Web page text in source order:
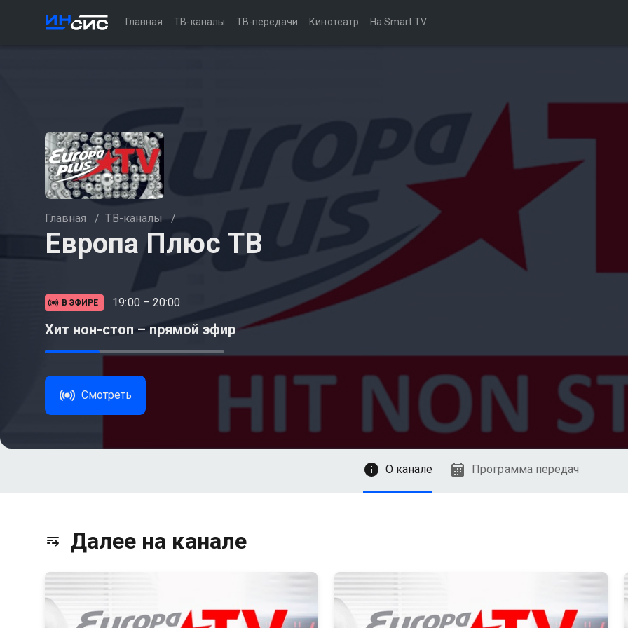
Главная ТВ-каналы ТВ-передачи Кинотеатр На Smart TV
Главная / ТВ-каналы /
Европа Плюс ТВ
В ЭФИРЕ 19:00 – 20:00
Хит нон-стоп – прямой эфир
Смотреть
О канале Программа передач
Далее на канале